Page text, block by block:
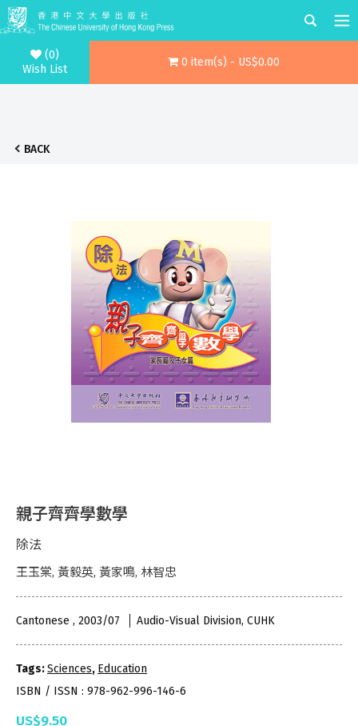
(0)
Wish List
0 item(s) - US$0.00
BACK
親子齊齊學數學
除法
王玉棠, 黃毅英, 黃家鳴, 林智忠
Cantonese , 2003/07 Audio-Visual Division, CUHK
Tags:Sciences, Education
ISBN / ISSN : 978-962-996-146-6
US$9.50